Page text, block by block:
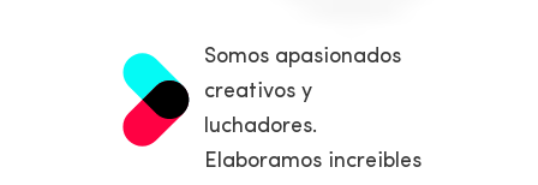
Somos apasionados
creativos y
luchadores.
Elaboramos increibles